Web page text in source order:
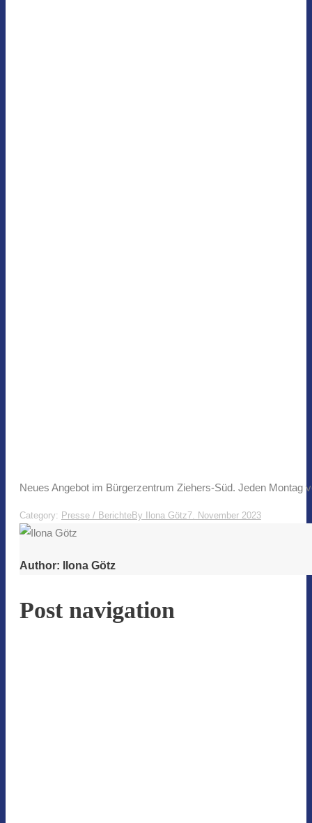
Neues Angebot im Bürgerzentrum Ziehers-Süd. Jeden Montag
Category: Presse / BerichteBy Ilona Götz7. November 2023
Author: Ilona Götz
Post navigation